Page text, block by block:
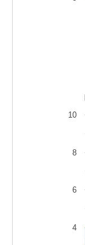
4
6
8
10